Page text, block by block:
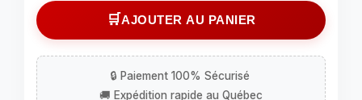
quantité
de
pour
iphone
AJOUTER AU PANIER